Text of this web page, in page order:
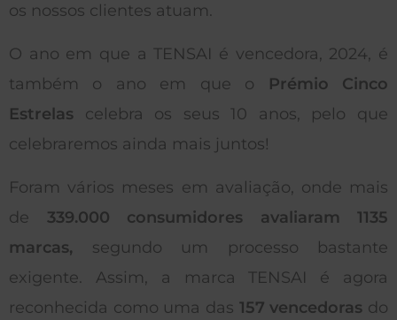
os nossos clientes atuam.
O ano em que a TENSAI é vencedora, 2024, é
também o ano em que o
Prémio Cinco
Estrelas celebra os seus 10 anos, pelo que
celebraremos ainda mais juntos!
Foram vários meses em avaliação, onde mais
de 339.000 consumidores avaliaram 1135
marcas, segundo um processo bastante
exigente. Assim, a marca TENSAI é agora
reconhecida como uma das 157 vencedoras do